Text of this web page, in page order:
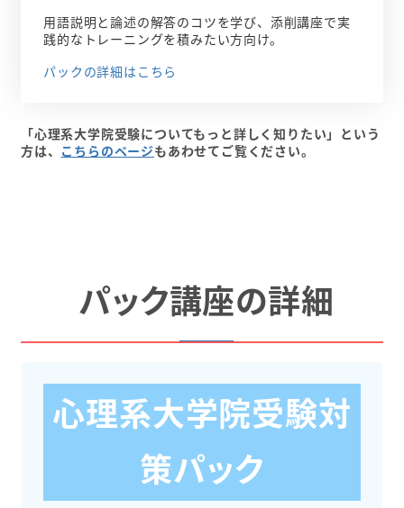
用語説明と論述の解答のコツを学び、添削講座で実
践的なトレーニングを積みたい方向け。
パックの詳細はこちら
「心理系大学院受験についてもっと詳しく知りたい」という
方は、 こちらのページもあわせてご覧ください。
パック講座の詳細
心理系大学院受験対
策パック